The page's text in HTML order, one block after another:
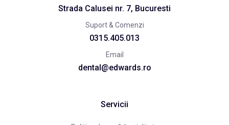
Strada Calusei nr. 7, Bucuresti
Suport & Comenzi
0315.405.013
Email
dental@edwards.ro
Servicii